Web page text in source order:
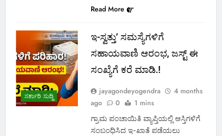
Read More
ಸರ್ಕಾರಿ ಸುದ್ದಿ
ಇ-ಸ್ವತ್ತು’ ಸಮಸ್ಯೆಗಳಿಗೆ
ಸಹಾಯವಾಣಿ ಆರಂಭ, ಜಸ್ಟ್ ಈ
ಸಂಖ್ಯೆಗೆ ಕರೆ ಮಾಡಿ.!
jayagondeyogendra
4 months
ago
0 1 mins
ಗ್ರಾಮ ಪಂಚಾಯಿತಿ ವ್ಯಾಪ್ತಿಯಲ್ಲಿ ಆಸ್ತಿಗಳಿಗೆ
ಸಂಬಂಧಿಸಿದ ಇ-ಖಾತೆ ಪಡೆಯಲು